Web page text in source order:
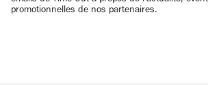
promotionnelles de nos partenaires.